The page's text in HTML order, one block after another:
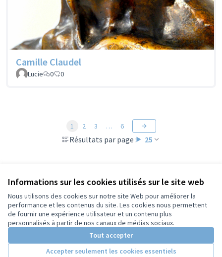
Informations sur les cookies utilisés sur le site web
Nous utilisons des cookies sur notre site Web pour améliorer la
performance et les contenus du site. Les cookies nous permettent
de fournir une expérience utilisateur et un contenu plus
personnalisés à partir de nos canaux de médias sociaux.
Tout accepter
Accepter seulement les cookies essentiels
Camille Claudel
Lucie 0 0
Résultats par page : 25
1 2 3 … 6
Voir toutes les propositions retirées
Conditions d'utilisation
Paramètres des cookies